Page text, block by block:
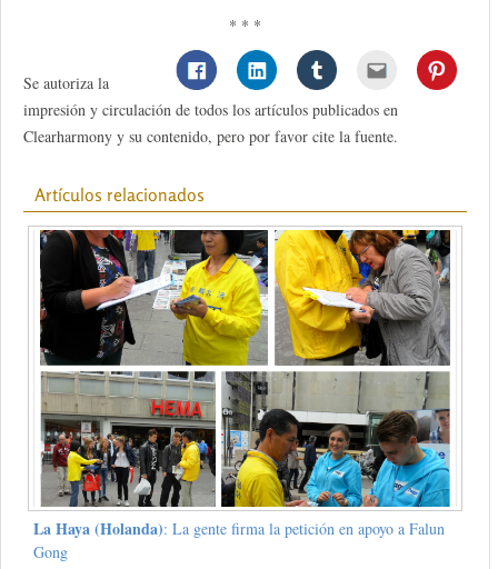
* * *
Se autoriza la
impresión y circulación de todos los artículos publicados en
Clearharmony y su contenido, pero por favor cite la fuente.
Artículos relacionados
La Haya (Holanda): La gente firma la petición en apoyo a Falun
Gong